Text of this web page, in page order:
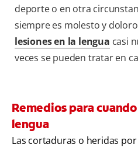
deporte o en otra
siempre es molesto y
lesiones en la lengua casi
veces se pueden tratar en
Remedios para
lengua
Las cortaduras o heridas